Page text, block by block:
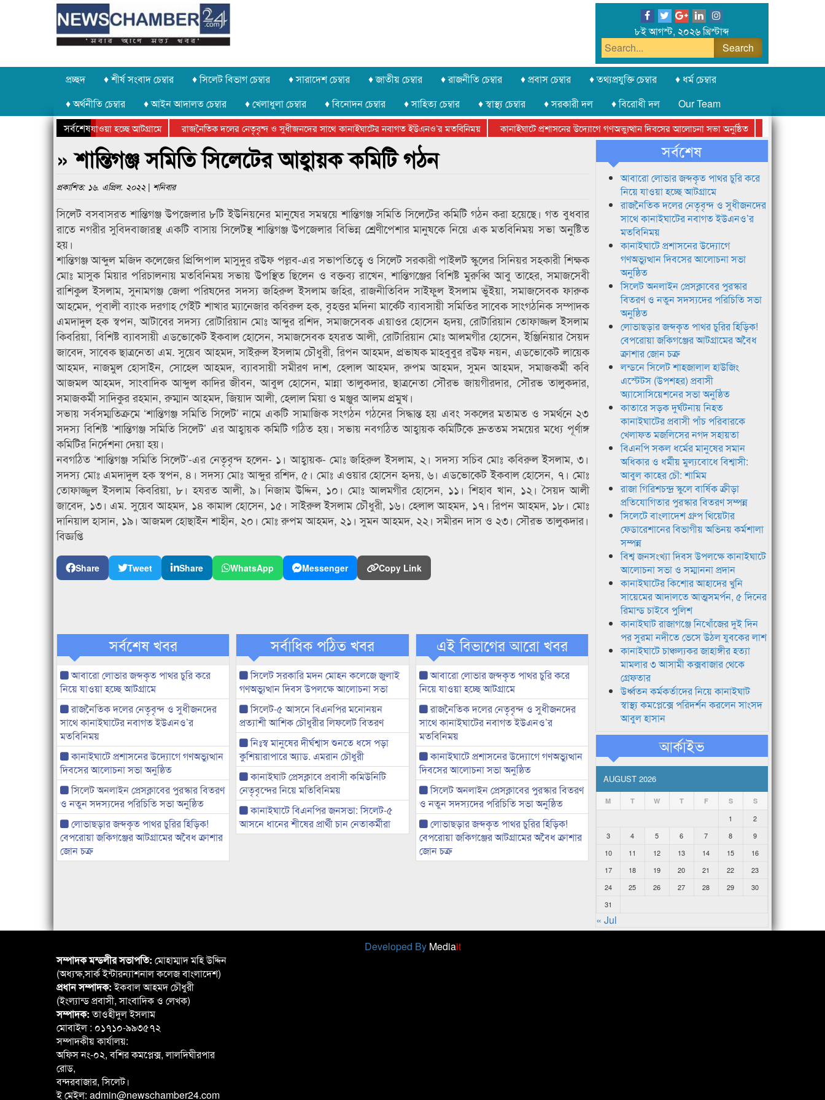
৮ই আগস্ট, ২০২৬ খ্রিস্টাব্দ
প্রচ্ছদ ♦ শীর্ষ সংবাদ চেম্বার ♦ সিলেট বিভাগ চেম্বার ♦ সারাদেশ চেম্বার ♦ জাতীয় চেম্বার ♦ রাজনীতি চেম্বার ♦ প্রবাস চেম্বার ♦ তথ্যপ্রযুক্তি চেম্বার
♦ ধর্ম চেম্বার
♦ অর্থনীতি চেম্বার
♦ আইন আদালত চেম্বার ♦ খেলাধুলা চেম্বার ♦ বিনোদন চেম্বার ♦ সাহিত্য চেম্বার ♦ স্বাস্থ্য চেম্বার ♦ সরকারী দল ♦ বিরোধী দল
Our Team
সর্বশেষ
চুরি করে নিয়ে যাওয়া হচ্ছে আটগ্রামে রাজনৈতিক দলের নেতৃবৃন্দ ও সুধীজনদের সাথে কানাইঘাটের নবাগত ইউএনও’র মতবিনিময় কানাইঘাটে প্রশাসনের উদ্যোগে গণঅভ্যুত্থান দিবসের আলোচনা সভা অনুষ্ঠিত
সিলেট অনলাইন
ক্রীড়া প্রতিযোগিতার পুরস্কার বিতরণ সম্পন্ন
সিলেটে বাংলাদেশ গ্রুপ থিয়েটার ফেডারেশানের বিভাগীয় অভিনয় কর্মশালা সম্পন্ন
» শান্তিগঞ্জ সমিতি সিলেটের আহ্বায়ক কমিটি গঠন
প্রকাশিত: ১৬. এপ্রিল. ২০২২ | শনিবার
সিলেট বসবাসরত শান্তিগঞ্জ উপজেলার ৮টি ইউনিয়নের মানুষের সমন্বয়ে শান্তিগঞ্জ সমিতি সিলেটের কমিটি গঠন করা হয়েছে। গত বুধবার
রাতে নগরীর সুবিদবাজারস্থ একটি বাসায় সিলেটস্থ শান্তিগঞ্জ উপজেলার বিভিন্ন শ্রেণীপেশার মানুষকে নিয়ে এক মতবিনিময় সভা অনুষ্টিত
হয়।
শান্তিগঞ্জ আব্দুল মজিদ কলেজের প্রিন্সিপাল মাসুদুর রউফ পল্লব-এর সভাপতিত্বে ও সিলেট সরকারী পাইলট স্কুলের সিনিয়র সহকারী শিক্ষক
মোঃ মাসুক মিয়ার পরিচালনায় মতবিনিময় সভায় উপস্থিত ছিলেন ও বক্তব্য রাখেন, শান্তিগঞ্জের বিশিষ্ট মুরুব্বি আবু তাহের, সমাজসেবী
রাশিকুল ইসলাম, সুনামগঞ্জ জেলা পরিষদের সদস্য জহিরুল ইসলাম জহির, রাজনীতিবিদ সাইফুল ইসলাম ভুঁইয়া, সমাজসেবক ফারুক
আহমেদ, পূবালী ব্যাংক দরগাহ গেইট শাখার ম্যানেজার কবিরুল হক, বৃহত্তর মদিনা মার্কেট ব্যাবসায়ী সমিতির সাবেক সাংগঠনিক সম্পাদক
এমদাদুল হক স্বপন, আটাবের সদস্য রোটারিয়ান মোঃ আব্দুর রশিদ, সমাজসেবক এয়াওর হোসেন হৃদয়, রোটারিয়ান তোফাজ্জল ইসলাম
কিবরিয়া, বিশিষ্ট ব্যাবসায়ী এডভোকেট ইকবাল হোসেন, সমাজসেবক হযরত আলী, রোটারিয়ান মোঃ আলমগীর হোসেন, ইঞ্জিনিয়ার সৈয়দ
জাবেদ, সাবেক ছাত্রনেতা এম. সুয়েব আহমদ, সাইরুল ইসলাম চৌধুরী, রিপন আহমদ, প্রভাষক মাহবুবুর রউফ নয়ন, এডভোকেট লায়েক
আহমদ, নাজমুল হোসাইন, সোহেল আহমদ, ব্যাবসায়ী সমীরণ দাশ, হেলাল আহমদ, রুপম আহমদ, সুমন আহমদ, সমাজকর্মী কবি
আজমল আহমদ, সাংবাদিক আব্দুল কাদির জীবন, আবুল হোসেন, মান্না তালুকদার, ছাত্রনেতা সৌরভ জায়গীরদার, সৌরভ তালুকদার,
সমাজকর্মী সাদিকুর রহমান, রুম্মান আহমদ, জিয়াদ আলী, হেলাল মিয়া ও মঞ্জুর আলম প্রমুখ।
সভায় সর্বসম্মতিক্রমে ‘শান্তিগঞ্জ সমিতি সিলেট’ নামে একটি সামাজিক সংগঠন গঠনের সিদ্ধান্ত হয় এবং সকলের মতামত ও সমর্থনে ২৩
সদস্য বিশিষ্ট ‘শান্তিগঞ্জ সমিতি সিলেট’ এর আহ্বায়ক কমিটি গঠিত হয়। সভায় নবগঠিত আহ্বায়ক কমিটিকে দ্রুততম সময়ের মধ্যে পূর্ণাঙ্গ
কমিটির নির্দেশনা দেয়া হয়।
নবগঠিত ‘শান্তিগঞ্জ সমিতি সিলেট’-এর নেতৃবৃন্দ হলেন- ১। আহ্বায়ক- মোঃ জহিরুল ইসলাম, ২। সদস্য সচিব মোঃ কবিরুল ইসলাম, ৩।
সদস্য মোঃ এমদাদুল হক স্বপন, ৪। সদস্য মোঃ আব্দুর রশিদ, ৫। মোঃ এওয়ার হোসেন হৃদয়, ৬। এডভোকেট ইকবাল হোসেন, ৭। মোঃ
তোফাজ্জুল ইসলাম কিবরিয়া, ৮। হযরত আলী, ৯। নিজাম উদ্দিন, ১০। মোঃ আলমগীর হোসেন, ১১। শিহাব খান, ১২। সৈয়দ আলী
জাবেদ, ১৩। এম. সুয়েব আহমদ, ১৪ কামাল হোসেন, ১৫। সাইরুল ইসলাম চৌধুরী, ১৬। হেলাল আহমদ, ১৭। রিপন আহমদ, ১৮। মোঃ
দানিয়াল হাসান, ১৯। আজমল হোছাইন শাহীন, ২০। মোঃ রুপম আহমদ, ২১। সুমন আহমদ, ২২। সমীরন দাস ও ২৩। সৌরভ তালুকদার।
বিজ্ঞপ্তি
Share Tweet Share WhatsApp Messenger Copy Link
সর্বশেষ খবর
আবারো লোভার জব্দকৃত পাথর চুরি করে
নিয়ে যাওয়া হচ্ছে আটগ্রামে
রাজনৈতিক দলের নেতৃবৃন্দ ও সুধীজনদের
সাথে কানাইঘাটের নবাগত ইউএনও’র
মতবিনিময়
কানাইঘাটে প্রশাসনের উদ্যোগে গণঅভ্যুত্থান
দিবসের আলোচনা সভা অনুষ্ঠিত
সিলেট অনলাইন প্রেসক্লাবের পুরস্কার বিতরণ
ও নতুন সদস্যদের পরিচিতি সভা অনুষ্ঠিত
লোভাছড়ার জব্দকৃত পাথর চুরির হিড়িক!
বেপরোয়া জকিগঞ্জের আটগ্রামের অবৈধ ক্রাশার
জোন চক্র
সর্বাধিক পঠিত খবর
সিলেট সরকারি মদন মোহন কলেজে জুলাই
গণঅভ্যুত্থান দিবস উপলক্ষে আলোচনা সভা
সিলেট-৫ আসনে বিএনপির মনোনয়ন
প্রত্যাশী আশিক চৌধুরীর লিফলেট বিতরণ
নিঃস্ব মানুষের দীর্ঘশ্বাস শুনতে ধসে পড়া
কুশিয়ারাপারে অ্যাড. এমরান চৌধুরী
কানাইঘাট প্রেসক্লাবে প্রবাসী কমিউনিটি
নেতৃবৃন্দের নিয়ে মতিবিনিময়
কানাইঘাটে বিএনপির জনসভা: সিলেট-৫
আসনে ধানের শীষের প্রার্থী চান নেতাকর্মীরা
এই বিভাগের আরো খবর
আবারো লোভার জব্দকৃত পাথর চুরি করে
নিয়ে যাওয়া হচ্ছে আটগ্রামে
রাজনৈতিক দলের নেতৃবৃন্দ ও সুধীজনদের
সাথে কানাইঘাটের নবাগত ইউএনও’র
মতবিনিময়
কানাইঘাটে প্রশাসনের উদ্যোগে গণঅভ্যুত্থান
দিবসের আলোচনা সভা অনুষ্ঠিত
সিলেট অনলাইন প্রেসক্লাবের পুরস্কার বিতরণ
ও নতুন সদস্যদের পরিচিতি সভা অনুষ্ঠিত
লোভাছড়ার জব্দকৃত পাথর চুরির হিড়িক!
বেপরোয়া জকিগঞ্জের আটগ্রামের অবৈধ ক্রাশার
জোন চক্র
সর্বশেষ
আবারো লোভার জব্দকৃত পাথর চুরি করে
নিয়ে যাওয়া হচ্ছে আটগ্রামে
রাজনৈতিক দলের নেতৃবৃন্দ ও সুধীজনদের
সাথে কানাইঘাটের নবাগত ইউএনও’র
মতবিনিময়
কানাইঘাটে প্রশাসনের উদ্যোগে
গণঅভ্যুত্থান দিবসের আলোচনা সভা
অনুষ্ঠিত
সিলেট অনলাইন প্রেসক্লাবের পুরস্কার
বিতরণ ও নতুন সদস্যদের পরিচিতি সভা
অনুষ্ঠিত
লোভাছড়ার জব্দকৃত পাথর চুরির হিড়িক!
বেপরোয়া জকিগঞ্জের আটগ্রামের অবৈধ
ক্রাশার জোন চক্র
লন্ডনে সিলেট শাহজালাল হাউজিং
এস্টেটস (উপশহর) প্রবাসী
অ্যাসোসিয়েশনের সভা অনুষ্ঠিত
কাতারে সড়ক দুর্ঘটনায় নিহত
কানাইঘাটের প্রবাসী পাঁচ পরিবারকে
খেলাফত মজলিসের নগদ সহায়তা
বিএনপি সকল ধর্মের মানুষের সমান
অধিকার ও ধর্মীয় মুল্যবোধে বিশ্বাসী:
আবুল কাহের চৌ: শামিম
রাজা গিরিশচন্দ্র স্কুলে বার্ষিক ক্রীড়া
প্রতিযোগিতার পুরস্কার বিতরণ সম্পন্ন
সিলেটে বাংলাদেশ গ্রুপ থিয়েটার
ফেডারেশানের বিভাগীয় অভিনয় কর্মশালা
সম্পন্ন
বিশ্ব জনসংখ্যা দিবস উপলক্ষে কানাইঘাটে
আলোচনা সভা ও সম্মাননা প্রদান
কানাইঘাটের কিশোর আহাদের খুনি
সায়েমের আদালতে আত্মসমর্পন, ৫ দিনের
রিমান্ড চাইবে পুলিশ
কানাইঘাট রাজাগঞ্জে নিখোঁজের দুই দিন
পর সুরমা নদীতে ভেসে উঠল যুবকের লাশ
কানাইঘাটে চাঞ্চল্যকর জাহাঙ্গীর হত্যা
মামলার ৩ আসামী কক্সবাজার থেকে
গ্রেফতার
উর্ধ্বতন কর্মকর্তাদের নিয়ে কানাইঘাট
স্বাস্থ্য কমপ্লেক্সে পরিদর্শন করলেন সাংসদ
আবুল হাসান
আর্কাইভ
AUGUST 2026
M T W T F S S
1
2
3
4 5 6 7 8
9
10
11 12 13 14 15
16
17
18 19 20 21 22
23
24
25 26 27 28 29
30
31
« Jul
Developed By Mediait
সম্পাদক মন্ডলীর সভাপতি: মোহাম্মাদ মহি উদ্দিন
(অধ্যক্ষ,সার্ক ইন্টারন্যাশনাল কলেজ বাংলাদেশ)
প্রধান সম্পাদক:ইকবাল আহমদ চৌধুরী
(ইংল্যান্ড প্রবাসী, সাংবাদিক ও লেখক)
সম্পাদক:তাওহীদুল ইসলাম
মোবাইল : ০১৭১০-৯৯৩৫৭২
সম্পাদকীয় কার্যালয়:
অফিস নং-০২, বশির কমপ্লেক্স, লালদিঘীরপার
রোড,
বন্দরবাজার, সিলেট।
ই মেইল: admin@newschamber24.com